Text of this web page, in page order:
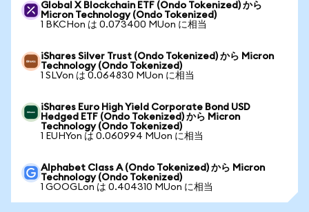
Global X Blockchain ETF (Ondo Tokenized) から
Micron Technology (Ondo Tokenized)
1 BKCHon は 0.073400 MUon に相当
iShares Silver Trust (Ondo Tokenized) から Micron
Technology (Ondo Tokenized)
1 SLVon は 0.064830 MUon に相当
iShares Euro High Yield Corporate Bond USD
Hedged ETF (Ondo Tokenized) から Micron
Technology (Ondo Tokenized)
1 EUHYon は 0.060994 MUon に相当
Alphabet Class A (Ondo Tokenized) から Micron
Technology (Ondo Tokenized)
1 GOOGLon は 0.404310 MUon に相当